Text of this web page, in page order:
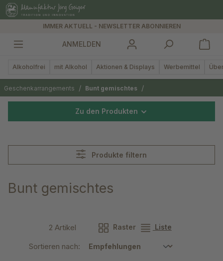
springen
IMMER AKTUELL - NEWSLETTER ABONNIEREN
ANMELDEN
Alkoholfrei mit Alkohol Aktionen & Displays Werbemittel
Geschenkarrangements / Bunt gemischtes /
Zu den Produkten
Produkte filtern
Bunt gemischtes
2 Artikel Raster Liste
Sortieren nach: